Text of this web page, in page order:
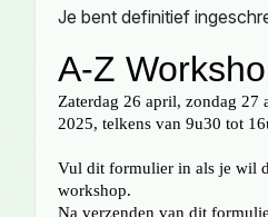
Je bent definitief